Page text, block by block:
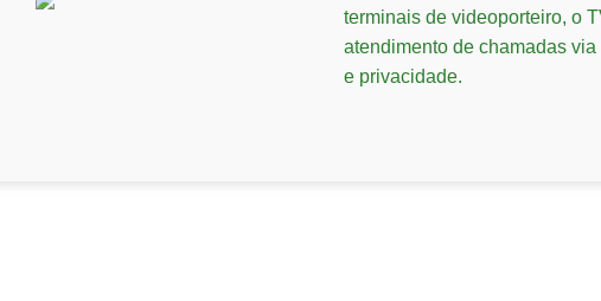
terminais de videoporteiro, o
atendimento de chamadas
e privacidade.